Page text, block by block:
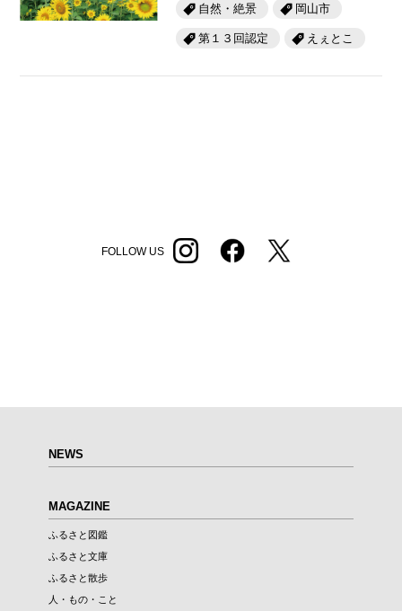
自然・絶景 岡山市
第１３回認定 えぇとこ
FOLLOW US
NEWS
MAGAZINE
ふるさと図鑑
ふるさと文庫
ふるさと散歩
人・もの・こと